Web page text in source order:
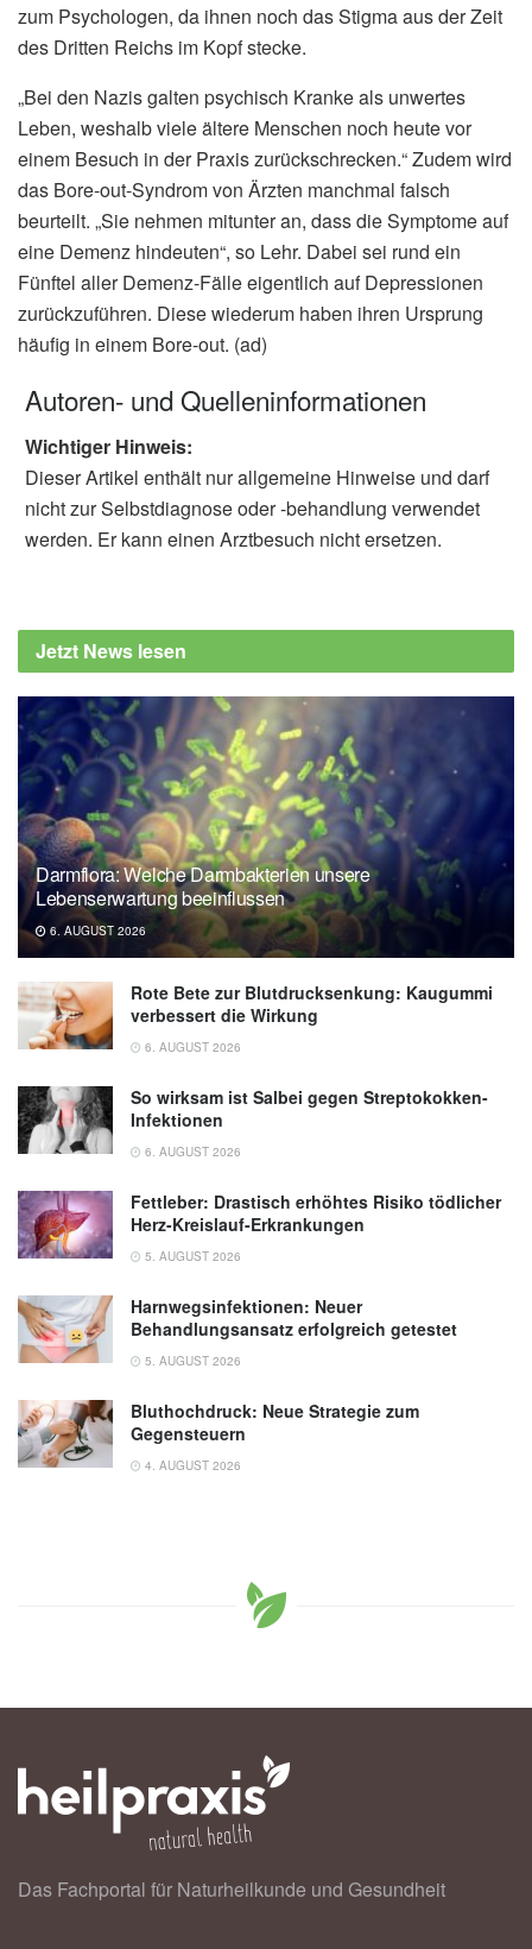
zum Psychologen, da ihnen noch das Stigma aus der Zeit
des Dritten Reichs im Kopf stecke.
„Bei den Nazis galten psychisch Kranke als unwertes
Leben, weshalb viele ältere Menschen noch heute vor
einem Besuch in der Praxis zurückschrecken.“ Zudem wird
das Bore-out-Syndrom von Ärzten manchmal falsch
beurteilt. „Sie nehmen mitunter an, dass die Symptome auf
eine Demenz hindeuten“, so Lehr. Dabei sei rund ein
Fünftel aller Demenz-Fälle eigentlich auf Depressionen
zurückzuführen. Diese wiederum haben ihren Ursprung
häufig in einem Bore-out. (ad)
Autoren- und Quelleninformationen
Wichtiger Hinweis:
Dieser Artikel enthält nur allgemeine Hinweise und darf
nicht zur Selbstdiagnose oder -behandlung verwendet
werden. Er kann einen Arztbesuch nicht ersetzen.
Jetzt News lesen
Darmflora: Welche Darmbakterien unsere
Lebenserwartung beeinflussen
6. AUGUST 2026
Rote Bete zur Blutdrucksenkung: Kaugummi
verbessert die Wirkung
6. AUGUST 2026
So wirksam ist Salbei gegen Streptokokken-
Infektionen
6. AUGUST 2026
Fettleber: Drastisch erhöhtes Risiko tödlicher
Herz-Kreislauf-Erkrankungen
5. AUGUST 2026
Harnwegsinfektionen: Neuer
Behandlungsansatz erfolgreich getestet
5. AUGUST 2026
Bluthochdruck: Neue Strategie zum
Gegensteuern
4. AUGUST 2026
Das Fachportal für Naturheilkunde und Gesundheit